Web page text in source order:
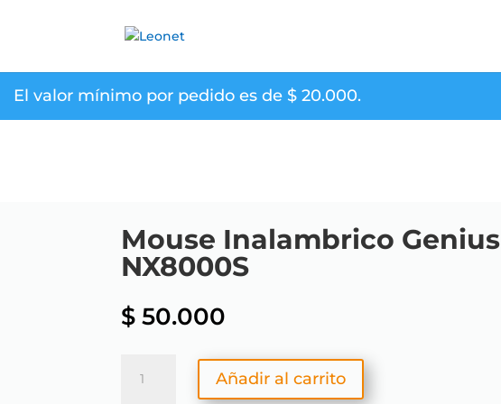
El valor mínimo por pedido es de $ 20.000.
Mouse Inalambrico Genius
NX8000S
$ 50.000
Inalambrico
Añadir al carrito